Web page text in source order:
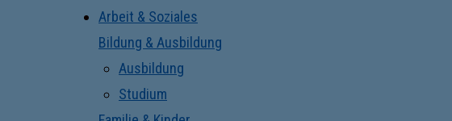
Arbeit & Soziales
Bildung & Ausbildung
Ausbildung
Studium